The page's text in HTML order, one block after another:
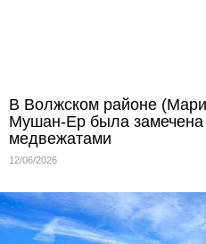
В Волжском районе
Мушан-Ер была
медвежатами
12/06/2026